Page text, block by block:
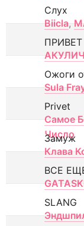
Слух
Biicla,
ПРИВЕТ
АКУЛИЧ
Ожоги
Sula
Privet
Самое
Число
Замуж
Клава
ВСЕ
SLANG